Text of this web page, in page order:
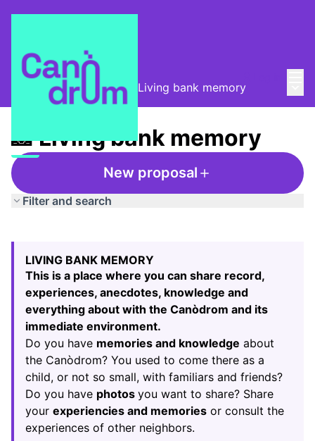
Taula de Memòries / 📸 Living bank memory
📸 Living bank memory
New proposal
Filter and search
−
LIVING BANK MEMORY
This is a place where you can share record,
experiences, anecdotes, knowledge and
everything about with the Canòdrom and its
immediate environment.
Do you have memories and knowledge about
the Canòdrom? You used to come there as a
child, or not so small, with familiars and friends?
Do you have photos you want to share? Share
your experiencies and memories or consult the
experiences of other neighbors.